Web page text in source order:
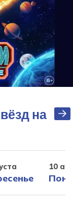
на
10